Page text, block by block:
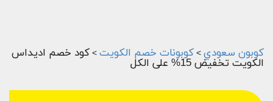
كوبون سعودي > كوبونات خصم الكويت > كود خصم اديداس
الكويت تخفيض 15% على الكل